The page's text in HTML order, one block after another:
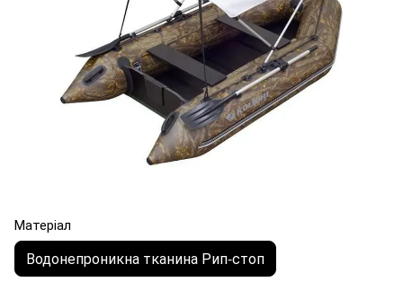
Матеріал
Водонепроникна тканина Рип-стоп